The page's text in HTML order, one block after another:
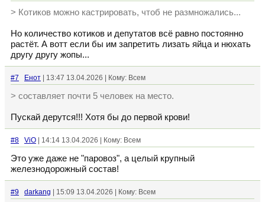
> Котиков можно кастрировать, чтоб не размножались...
Но количество котиков и депутатов всё равно постоянно
растёт. А вотт если бы им запретить лизать яйца и нюхать
другу другу жопы...
#7 Енот | 13:47 13.04.2026 | Кому: Всем
> составляет почти 5 человек на место.
Пускай дерутся!!! Хотя бы до первой крови!
#8 ViO | 14:14 13.04.2026 | Кому: Всем
Это уже даже не "паровоз", а целый крупный
железнодорожный состав!
#9 darkang | 15:09 13.04.2026 | Кому: Всем